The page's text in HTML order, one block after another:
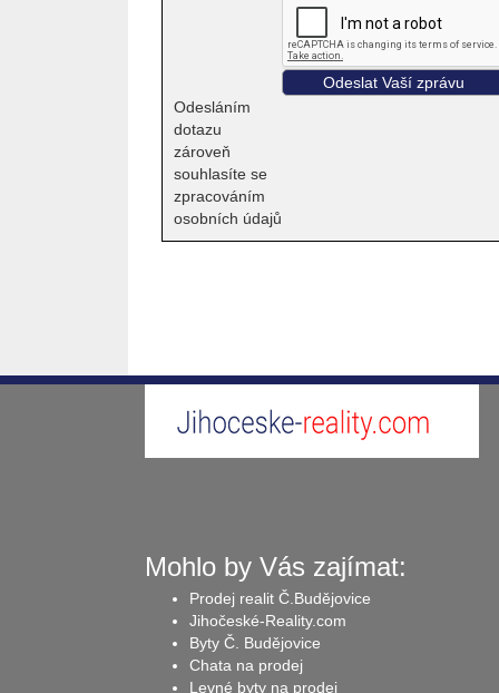
Odesláním
dotazu
zároveň
souhlasíte se
zpracováním
osobních údajů
Mohlo by Vás zajímat:
Prodej realit Č.Budějovice
Jihočeské-Reality.com
Byty Č. Budějovice
Chata na prodej
Levné byty na prodej